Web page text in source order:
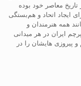
معاصر خود بوده
ایجاد اتحاد و هم‌بستگی
همه هنرمندان و
ایران در هر میدانی
و پیروزی هایشان را در